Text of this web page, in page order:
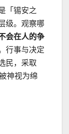
「锡安之
级。观察哪
会在人的争
行事与决定
民，采取
神视为绵